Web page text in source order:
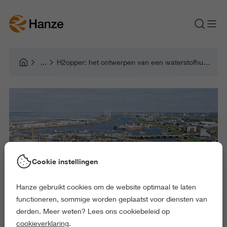
H2opper: het ontwerpen van een waterstofhub voor de industrie in Delfzijl
Cookie instellingen
Hanze gebruikt cookies om de website optimaal te laten
functioneren, sommige worden geplaatst voor diensten van
derden. Meer weten? Lees ons cookiebeleid op
cookieverklaring.